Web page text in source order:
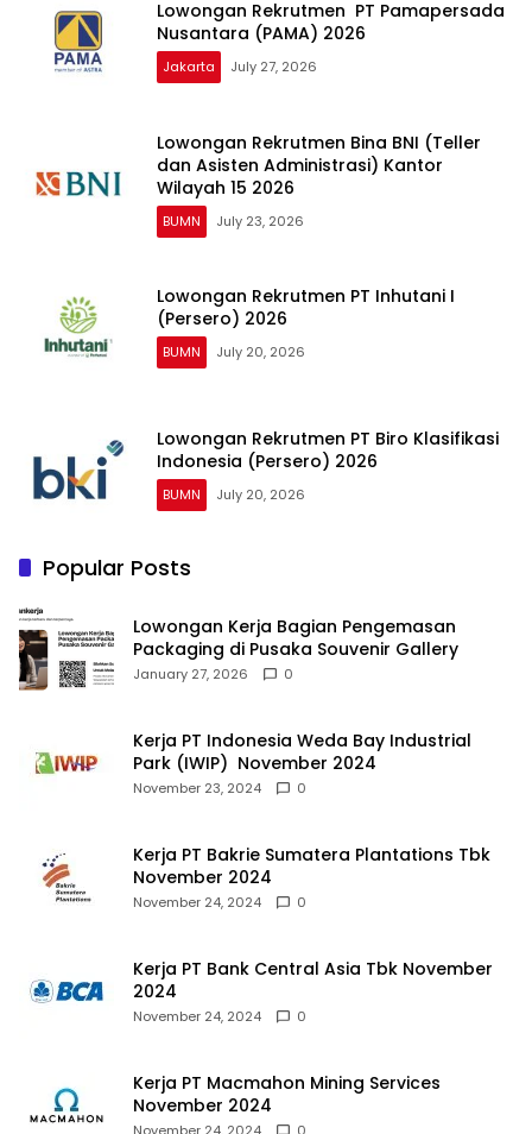
Lowongan Rekrutmen PT Pamapersada
Nusantara (PAMA) 2026
Jakarta July 27, 2026
Lowongan Rekrutmen Bina BNI (Teller
dan Asisten Administrasi) Kantor
Wilayah 15 2026
BUMN July 23, 2026
Lowongan Rekrutmen PT Inhutani I
(Persero) 2026
BUMN July 20, 2026
Lowongan Rekrutmen PT Biro Klasifikasi
Indonesia (Persero) 2026
BUMN July 20, 2026
Popular Posts
Lowongan Kerja Bagian Pengemasan
Packaging di Pusaka Souvenir Gallery
January 27, 2026 0
Kerja PT Indonesia Weda Bay Industrial
Park (IWIP) November 2024
November 23, 2024 0
Kerja PT Bakrie Sumatera Plantations Tbk
November 2024
November 24, 2024 0
Kerja PT Bank Central Asia Tbk November
2024
November 24, 2024 0
Kerja PT Macmahon Mining Services
November 2024